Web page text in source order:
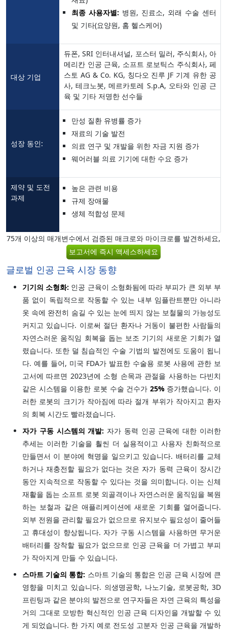
최종 사용자별: 병원, 진료소, 외래 수술 센터
및 기타(요양원, 홈 헬스케어)
대상 기업
듀폰, SRI 인터내셔널, 포스터 밀러, 주식회사, 아
메리칸 인공 근육, 소프트 로보틱스 주식회사, 페
스토 AG & Co. KG, 칭다오 진루 JF 기계 유한 공
사, 테크노봇, 메르카토레 S.p.A, 오타와 인공 근
육 및 기타 저명한 선수들
성장 동인:
만성 질환 유병률 증가
재료의 기술 발전
의료 연구 및 개발을 위한 자금 지원 증가
웨어러블 의료 기기에 대한 수요 증가
제약 및 도전
과제
높은 관련 비용
규제 장애물
생체 적합성 문제
75개 이상의 매개변수에서 검증된 매크로와 마이크로를 발견하세요,
보고서에 즉시 액세스하세요
글로벌 인공 근육 시장 동향
기기의 소형화: 인공 근육이 소형화됨에 따라 부피가 큰 외부 부
품 없이 독립적으로 작동할 수 있는 내부 임플란트뿐만 아니라
옷 속에 완전히 숨길 수 있는 눈에 띄지 않는 보철물의 가능성도
커지고 있습니다. 이로써 절단 환자나 거동이 불편한 사람들의
자연스러운 움직임 회복을 돕는 보조 기기의 새로운 기회가 열
렸습니다. 또한 덜 침습적인 수술 기법의 발전에도 도움이 됩니
다. 예를 들어, 미국 FDA가 발표한 수술용 로봇 사용에 관한 보
고서에 따르면 2023년에 소형 손목과 관절을 사용하는 다빈치
같은 시스템을 이용한 로봇 수술 건수가 25%증가했습니다. 이
러한 로봇의 크기가 작아짐에 따라 절개 부위가 작아지고 환자
의 회복 시간도 빨라졌습니다.
자가 구동 시스템의 개발: 자가 동력 인공 근육에 대한 이러한
추세는 이러한 기술을 훨씬 더 실용적이고 사용자 친화적으로
만들면서 이 분야에 혁명을 일으키고 있습니다. 배터리를 교체
하거나 재충전할 필요가 없다는 것은 자가 동력 근육이 장시간
동안 지속적으로 작동할 수 있다는 것을 의미합니다. 이는 신체
재활을 돕는 소프트 로봇 외골격이나 자연스러운 움직임을 복원
하는 보철과 같은 애플리케이션에 새로운 기회를 열어줍니다.
외부 전원을 관리할 필요가 없으므로 유지보수 필요성이 줄어들
고 휴대성이 향상됩니다. 자가 구동 시스템을 사용하면 무거운
배터리를 장착할 필요가 없으므로 인공 근육을 더 가볍고 부피
가 작아지게 만들 수 있습니다.
스마트 기술의 통합: 스마트 기술의 통합은 인공 근육 시장에 큰
영향을 미치고 있습니다. 의생명공학, 나노기술, 로봇공학, 3D
프린팅과 같은 분야의 발전으로 연구자들은 자연 근육의 특성을
거의 그대로 모방한 혁신적인 인공 근육 디자인을 개발할 수 있
게 되었습니다. 한 가지 예로 전도성 고분자 인공 근육을 개발하